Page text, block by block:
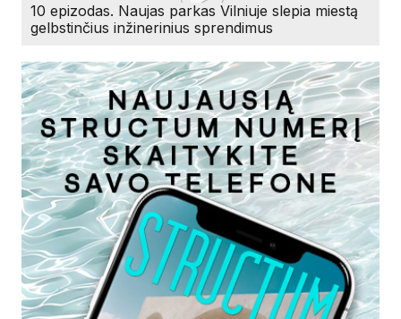
10 epizodas. Naujas parkas Vilniuje slepia miestą
gelbstinčius inžinerinius sprendimus